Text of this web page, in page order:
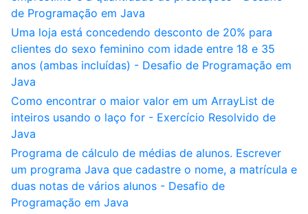
de Programação em Java
Uma loja está concedendo desconto de 20% para
clientes do sexo feminino com idade entre 18 e 35
anos (ambas incluídas) - Desafio de Programação em
Java
Como encontrar o maior valor em um ArrayList de
inteiros usando o laço for - Exercício Resolvido de
Java
Programa de cálculo de médias de alunos. Escrever
um programa Java que cadastre o nome, a matrícula e
duas notas de vários alunos - Desafio de
Programação em Java